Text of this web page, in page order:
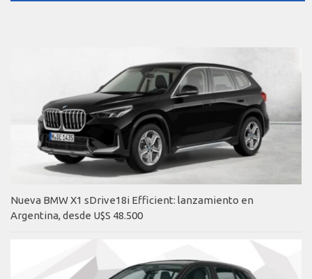
Nueva BMW X1 sDrive18i Efficient: lanzamiento en
Argentina, desde U$S 48.500